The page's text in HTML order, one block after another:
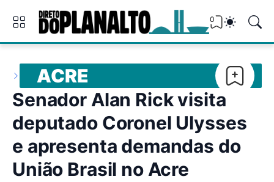
0
ACRE
Senador Alan Rick visita
deputado Coronel Ulysses
e apresenta demandas do
União Brasil no Acre